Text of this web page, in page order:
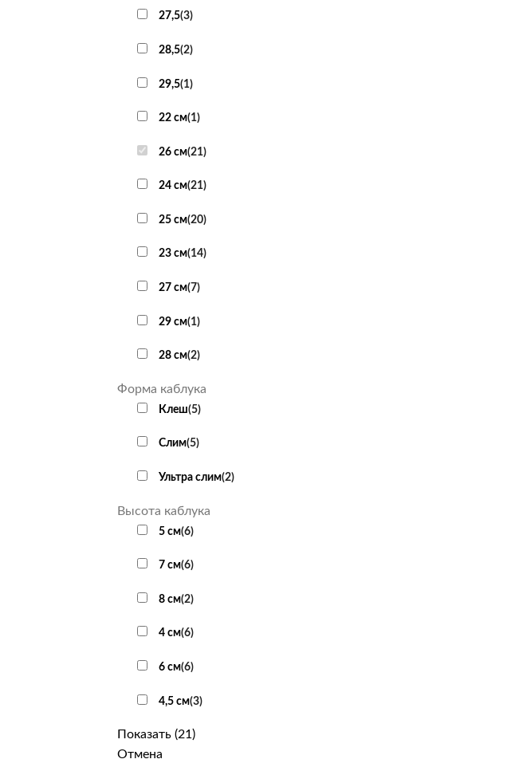
27,5(3)
28,5(2)
29,5(1)
22 см(1)
26 см(21)
24 см(21)
25 см(20)
23 см(14)
27 см(7)
29 см(1)
28 см(2)
Форма каблука
Клеш(5)
Слим(5)
Ультра слим(2)
Высота каблука
5 см(6)
7 см(6)
8 см(2)
4 см(6)
6 см(6)
4,5 см(3)
Показать (21)
Отмена